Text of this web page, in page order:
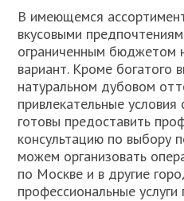
В имеющемся
вкусовыми
ограниченным бюджетом
вариант. Кроме богатого
натуральном дубовом
привлекательные
готовы предоставить
консультацию по выбору
можем организовать
по Москве и в другие
профессиональные услуги